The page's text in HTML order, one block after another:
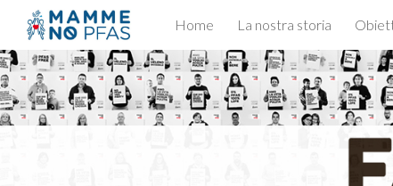
Home La nostra storia